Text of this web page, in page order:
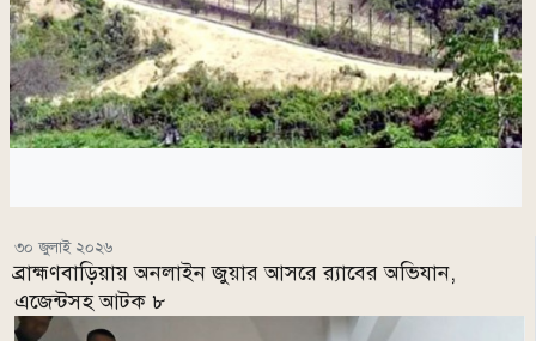
৩০ জুলাই ২০২৬
ব্রাহ্মণবাড়িয়ায় অনলাইন জুয়ার আসরে র‌্যাবের অভিযান,
এজেন্টসহ আটক ৮